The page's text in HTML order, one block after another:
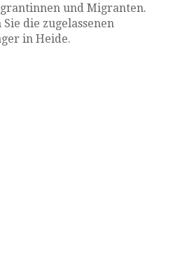
und Migranten.
die zugelassenen
in Heide.